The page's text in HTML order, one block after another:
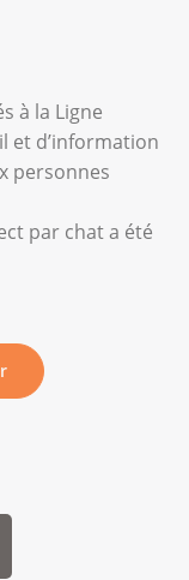
à la Ligne
et d’information
personnes
par chat a été